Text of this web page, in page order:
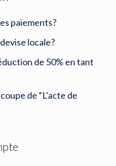
paiements?
locale?
de 50% en tant
de “L’acte de